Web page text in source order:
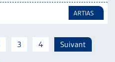
ARTIAS
3 4 Suivant